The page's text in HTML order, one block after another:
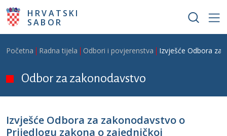
Skoči na glavni sadržaj
HRVATSKI
SABOR
Breadcrumb
Početna Radna tijela Odbori i povjerenstva Izvješće Odbora za
Odbor za zakonodavstvo
Izvješće Odbora za zakonodavstvo o
Prijedlogu zakona o zajedničkoj